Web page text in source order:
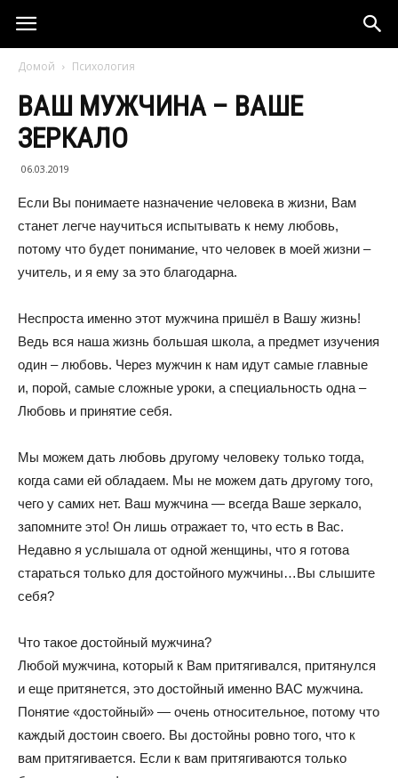
Домой Психология
ВАШ МУЖЧИНА – ВАШЕ
ЗЕРКАЛО
06.03.2019
Если Вы понимаете назначение человека в жизни, Вам
станет легче научиться испытывать к нему любовь,
потому что будет понимание, что человек в моей жизни –
учитель, и я ему за это благодарна.
Неспроста именно этот мужчина пришёл в Вашу жизнь!
Ведь вся наша жизнь большая школа, а предмет изучения
один – любовь. Через мужчин к нам идут самые главные
и, порой, самые сложные уроки, а специальность одна –
Любовь и принятие себя.
Мы можем дать любовь другому человеку только тогда,
когда сами ей обладаем. Мы не можем дать другому того,
чего у самих нет. Ваш мужчина — всегда Ваше зеркало,
запомните это! Он лишь отражает то, что есть в Вас.
Недавно я услышала от одной женщины, что я готова
стараться только для достойного мужчины…Вы слышите
себя?
Что такое достойный мужчина?
Любой мужчина, который к Вам притягивался, притянулся
и еще притянется, это достойный именно ВАС мужчина.
Понятие «достойный» — очень относительное, потому что
каждый достоин своего. Вы достойны ровно того, что к
вам притягивается. Если к вам притягиваются только